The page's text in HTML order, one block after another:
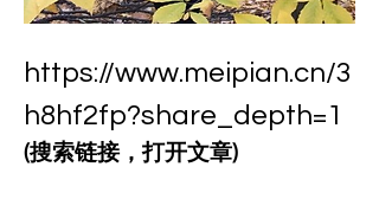
https://www.meipian.cn/3
h8hf2fp?share_depth=1
(搜索链接，打开文章)